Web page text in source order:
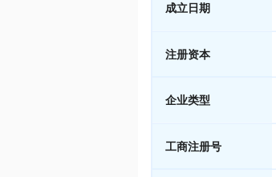
成立日期
注册资本
企业类型
工商注册号